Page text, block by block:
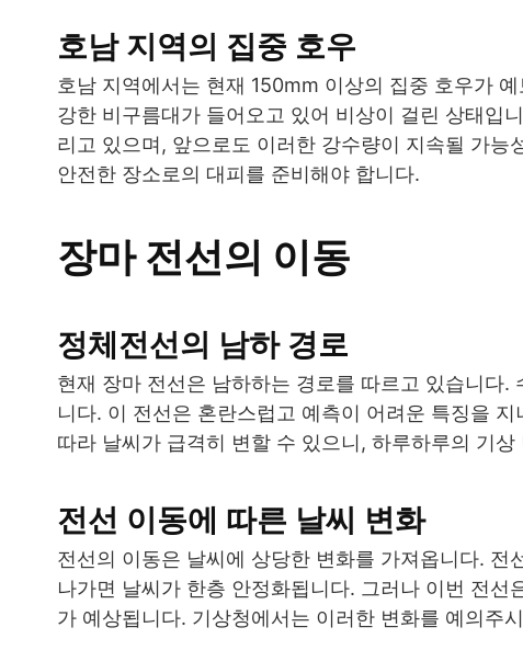
호남 지역의 집중 호우
호남 지역에서는 현재 150mm 이상의 집중 호우가
강한 비구름대가 들어오고 있어 비상이 걸린 상태입
리고 있으며, 앞으로도 이러한 강수량이 지속될 가
안전한 장소로의 대피를 준비해야 합니다.
장마 전선의 이동
정체전선의 남하 경로
현재 장마 전선은 남하하는 경로를 따르고 있습니다
니다. 이 전선은 혼란스럽고 예측이 어려운 특징을
따라 날씨가 급격히 변할 수 있으니, 하루하루의 기
전선 이동에 따른 날씨 변화
전선의 이동은 날씨에 상당한 변화를 가져옵니다.
나가면 날씨가 한층 안정화됩니다. 그러나 이번 전
가 예상됩니다. 기상청에서는 이러한 변화를 예의주